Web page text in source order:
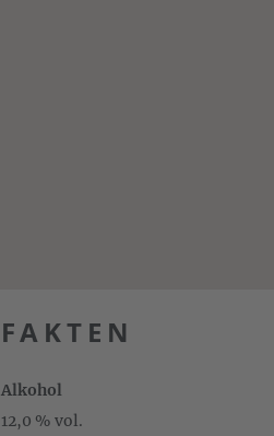
FAKTEN
Alkohol
12,0 % vol.